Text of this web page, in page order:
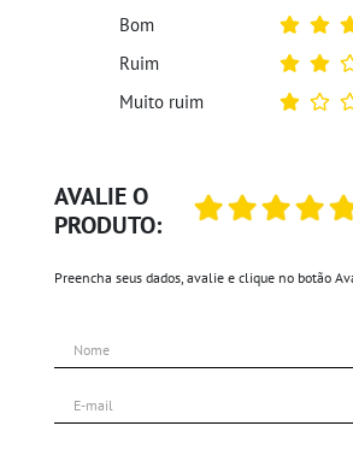
AVALIE O
PRODUTO:
Preencha seus dados, avalie e clique no botão
Bom
Ruim
Muito ruim